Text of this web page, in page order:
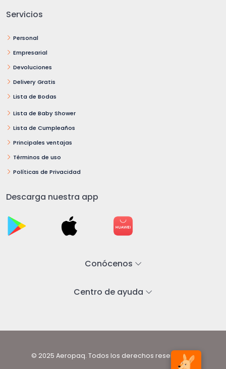
Servicios
Personal
Empresarial
Devoluciones
Delivery Gratis
Lista de Bodas
Lista de Baby Shower
Lista de Cumpleaños
Principales ventajas
Términos de uso
Políticas de Privacidad
Descarga nuestra app
Conócenos
Centro de ayuda
© 2025 Aeropaq. Todos los derechos reservados.